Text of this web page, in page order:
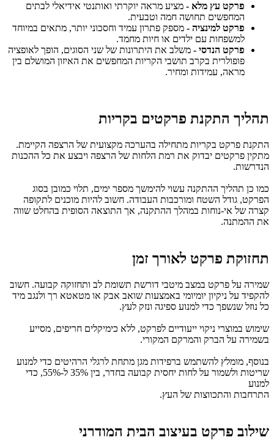
פרקט עץ מלא - מציע מראה יוקרתי ואותנטי אידיאלי לבתים
המחפשים תחושה חמה וטבעית.
פרקט למינציה - מספק פתרון עמיד וחסכוני יותר, מתאים במיוחד
למשפחות עם ילדים או חיות מחמד.
פרקט הנדסי - משלב את היתרונות של שני הסוגים, הופך לאופציה
פופולרית בקרב תושבי הקריות המחפשים את האיזון המושלם בין
מראה, עמידות ומחיר.
תהליך התקנת פרקטים בקריות
התקנת פרקט בקריות מתחילה בהערכה מקצועית של הרצפה הקיימת.
מתקין פרקטים יבדוק את רמת הלחות של הרצפה ויבצע את כל ההכנות
הנדרשות.
כמו כן תהליך ההתקנה עשוי להימשך מספר ימים, תלוי כמובן בסוג
הפרקט, גודל השטח ומורכבות העבודה. חשוב להיות מוכנים לתקופה
קצרה של אי-נוחות במהלך ההתקנה, אך התוצאה הסופית בהחלט שווה
את ההמתנה.
תחזוקת פרקט לאורך זמן
שמירה על פרקט במצב מיטבי דורשת תשומת לב ותחזוקה קבועה. חשוב
להקפיד על ניקיון יומיומי באמצעות שואב אבק או מטאטא רך ולנגב מיד
כל נוזל שנשפך כדי למנוע ספיגה ונזק לעץ.
שימוש במוצרי ניקוי ייעודיים לפרקט, ללא כימיקלים חריפים, מסייע
בשמירה על הברק והמרקם המקורי.
בנוסף, מומלץ להשתמש ברפידות מגן מתחת לרגלי הרהיטים כדי למנוע
שריטות ולשמור על לחות יחסית קבועה בחדר, בין 35% ל-55%, כדי
למנוע
התרחבות והתכווצות של העץ.
שילוב פרקט בעיצוב הבית המודרני